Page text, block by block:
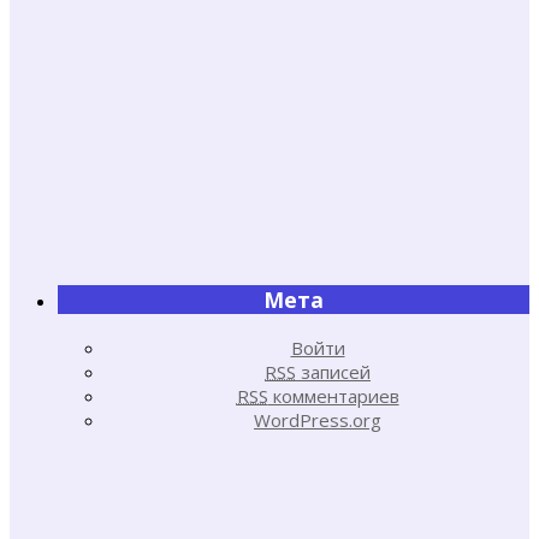
Мета
Войти
RSS записей
RSS комментариев
WordPress.org